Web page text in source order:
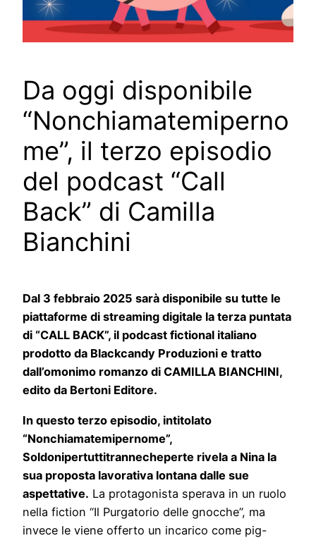
Da oggi disponibile
“Nonchiamatemiperno
me”, il terzo episodio
del podcast “Call
Back” di Camilla
Bianchini
Dal 3 febbraio 2025 sarà disponibile su tutte le
piattaforme di streaming digitale la terza puntata
di “CALL BACK”, il podcast fictional italiano
prodotto da Blackcandy Produzioni e tratto
dall’omonimo romanzo di CAMILLA BIANCHINI,
edito da Bertoni Editore.
In questo terzo episodio, intitolato
“Nonchiamatemipernome”,
Soldonipertuttitrannecheperte rivela a Nina la
sua proposta lavorativa lontana dalle sue
aspettative. La protagonista sperava in un ruolo
nella fiction “Il Purgatorio delle gnocche”, ma
invece le viene offerto un incarico come pig-